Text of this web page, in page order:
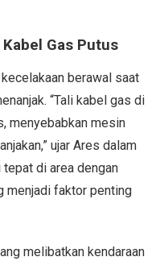
Gas Putus
berawal saat
“Tali kabel gas di
menyebabkan mesin
ujar Ares dalam
di area dengan
menjadi faktor penting
melibatkan kendaraan